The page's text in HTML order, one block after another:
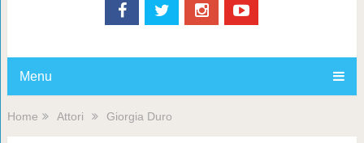
Menu
Home Attori Giorgia Duro